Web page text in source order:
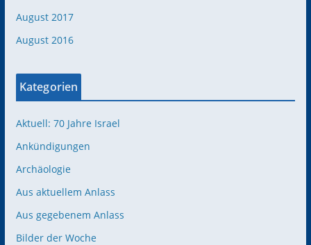
August 2017
August 2016
Kategorien
Aktuell: 70 Jahre Israel
Ankündigungen
Archäologie
Aus aktuellem Anlass
Aus gegebenem Anlass
Bilder der Woche